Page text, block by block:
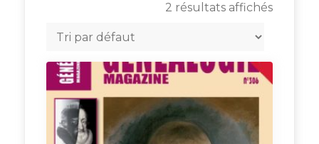
2 résultats affichés